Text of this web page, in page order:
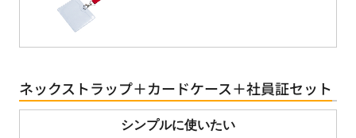
ネックストラップ＋カードケース＋社員証セット
シンプルに使いたい